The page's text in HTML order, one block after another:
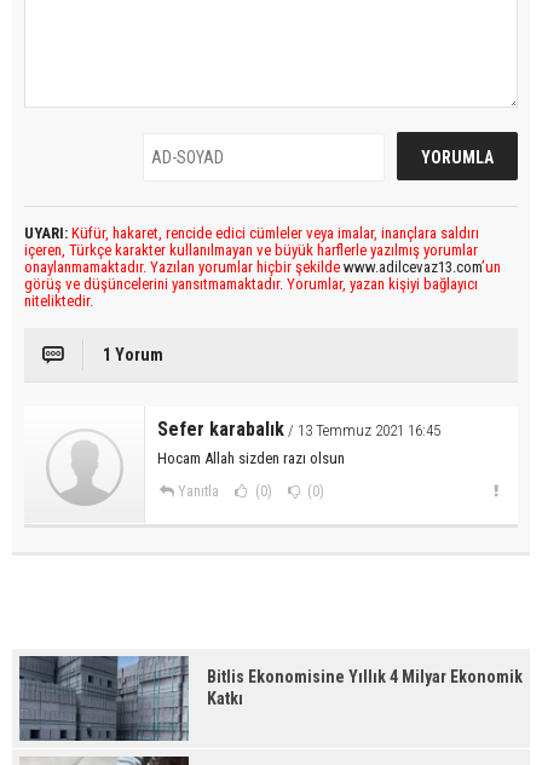
UYARI: Küfür, hakaret, rencide edici cümleler veya imalar, inançlara saldırı
içeren, Türkçe karakter kullanılmayan ve büyük harflerle yazılmış yorumlar
onaylanmamaktadır. Yazılan yorumlar hiçbir şekilde www.adilcevaz13.com’un
görüş ve düşüncelerini yansıtmamaktadır. Yorumlar, yazan kişiyi bağlayıcı
niteliktedir.
1 Yorum
Sefer karabalık / 13 Temmuz 2021 16:45
Hocam Allah sizden razı olsun
Yanıtla (0) (0)
Bitlis Ekonomisine Yıllık 4 Milyar Ekonomik
Katkı